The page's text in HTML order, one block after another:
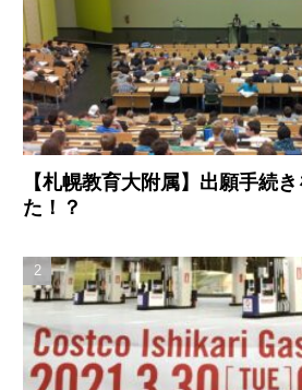
【札幌教育大附属】出願手続
た！？